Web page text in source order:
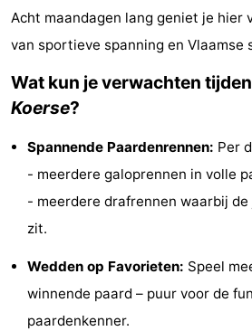
Monumenten
Kerken
-
Uitkijkpunten
Attracties
Rondvaarten
Speeltuinen
-
Binnenspeeltuinen
Acht maandagen lang geniet je hier
van sportieve spanning en Vlaamse
Wat kun je verwachten
Koerse?
Spannende Paardenrennen: Per
- meerdere galoprennen in volle
- meerdere drafrennen waarbij
zit.
Wedden op Favorieten: Speel
winnende paard – puur voor de
paardenkenner.